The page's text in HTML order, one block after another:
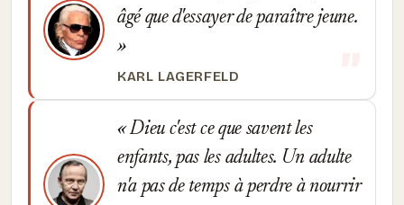
âgé que d'essayer de paraître jeune.
KARL LAGERFELD
Dieu c'est ce que savent les
enfants, pas les adultes. Un adulte
n'a pas de temps à perdre à nourrir